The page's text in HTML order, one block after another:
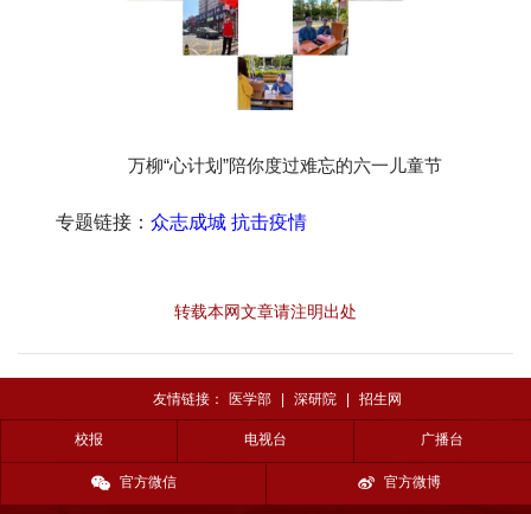
万柳“心计划”陪你度过难忘的六一儿童节
专题链接： 众志成城 抗击疫情
转载本网文章请注明出处
友情链接： 医学部 深研院 招生网
校报 电视台 广播台
官方微信 官方微博